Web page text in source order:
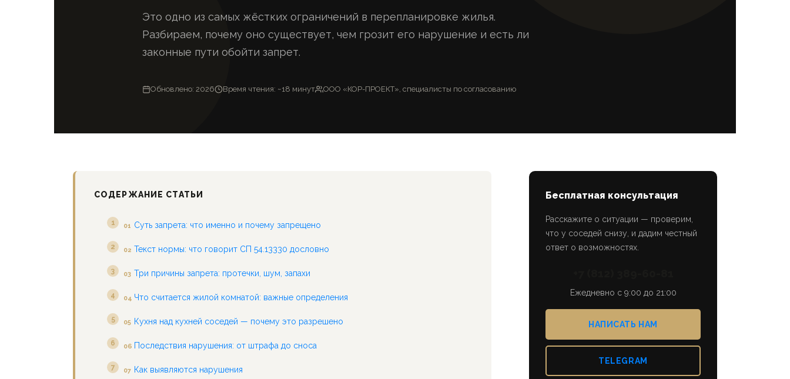
Это одно из самых жёстких ограничений в перепланировке жилья.
Разбираем, почему оно существует, чем грозит его нарушение и есть ли
законные пути обойти запрет.
Обновлено: 2026 Время чтения: ~18 минут ООО «КОР-ПРОЕКТ», специалисты по согласованию
СОДЕРЖАНИЕ СТАТЬИ
01 Суть запрета: что именно и почему запрещено
02 Текст нормы: что говорит СП 54.13330 дословно
03 Три причины запрета: протечки, шум, запахи
04 Что считается жилой комнатой: важные определения
05 Кухня над кухней соседей — почему это разрешено
06 Последствия нарушения: от штрафа до сноса
07 Как выявляются нарушения
Бесплатная консультация
Расскажите о ситуации — проверим,
что у соседей снизу, и дадим честный
ответ о возможностях.
Ежедневно с 9:00 до 21:00
НАПИСАТЬ НАМ
TELEGRAM